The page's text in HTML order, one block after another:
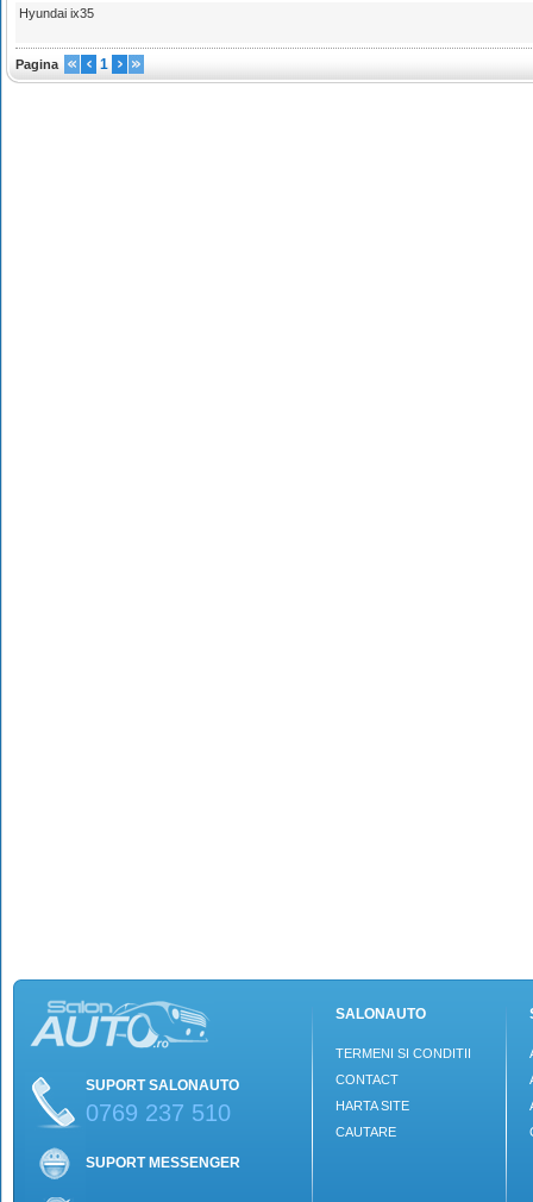
Hyundai ix35
Pagina 1
SUPORT SALONAUTO
0769 237 510
SUPORT MESSENGER
SALONAUTO
TERMENI SI CONDITII
CONTACT
HARTA SITE
CAUTARE